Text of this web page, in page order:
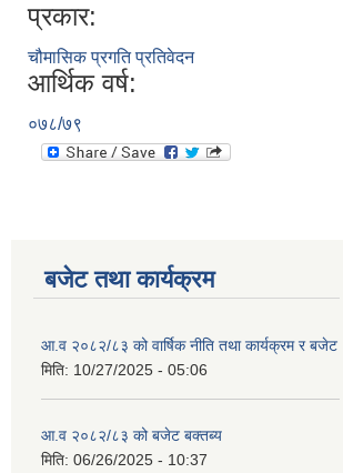
प्रकार:
चौमासिक प्रगति प्रतिवेदन
आर्थिक वर्ष:
०७८/७९
बजेट तथा कार्यक्रम
आ.व २०८२/८३ को वार्षिक नीति तथा कार्यक्रम र बजेट
मिति: 10/27/2025 - 05:06
आ.व २०८२/८३ को बजेट बक्तब्य
मिति: 06/26/2025 - 10:37